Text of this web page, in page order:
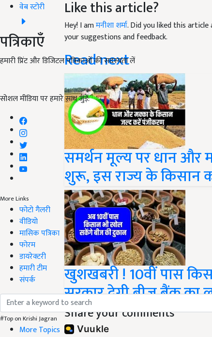
वेब स्टोरी
पत्रिकाएँ
हमारी प्रिंट और डिजिटल पत्रिकाओं की सदस्यता लें
सोशल मीडिया पर हमारे साथ जुड़ें:
More Links
फोटो गैलरी
वीडियो
मासिक पत्रिका
फोरम
डायरेक्टरी
हमारी टीम
संपर्क
#Top on Krishi Jagran
More Topics
Like this article?
Hey! I amमनीशा शर्मा. Did you liked this
your suggestions and feedback.
Read next
समर्थन मूल्य पर धान और
शुरू, इस राज्य के किसान
खुशखबरी ! 10वीं पास
सरकार देगी बीज बैंक का
Share your comments